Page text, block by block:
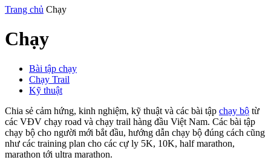
Trang chủ Chạy
Chạy
Bài tập chạy
Chạy Trail
Kỹ thuật
Chia sẻ cảm hứng, kinh nghiệm, kỹ thuật và các bài tập chạy bộ từ
các VĐV chạy road và chạy trail hàng đầu Việt Nam. Các bài tập
chạy bộ cho người mới bắt đầu, hướng dẫn chạy bộ đúng cách cũng
như các training plan cho các cự ly 5K, 10K, half marathon,
marathon tới ultra marathon.